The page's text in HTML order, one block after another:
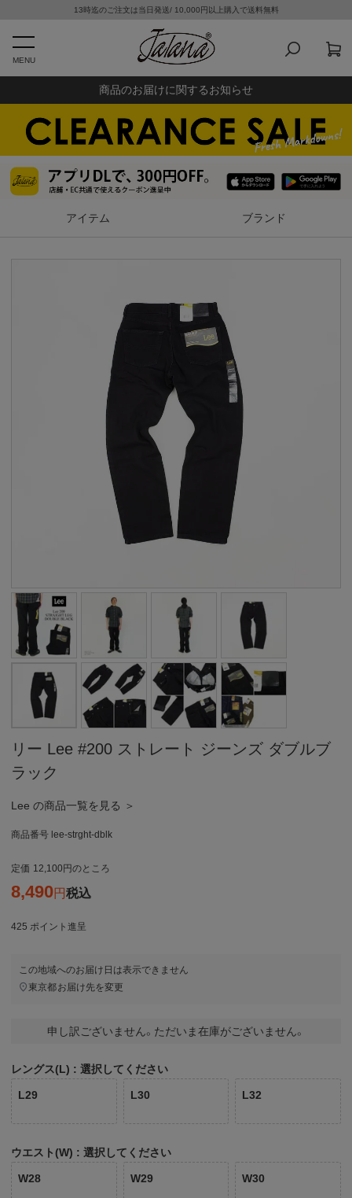
13時迄のご注文は当日発送/ 10,000円以上購入で送料無料
MENU
商品のお届けに関するお知らせ
アイテム ブランド
リー Lee #200 ストレート ジーンズ ダブルブ
ラック
Lee の商品一覧を見る ＞
商品番号 lee-strght-dblk
定価 12,100 のところ
8,490 税込
425 ポイント進呈
この地域へのお届け日は表示できません
東京都お届け先を変更
申し訳ございません。ただいま在庫がございません。
レングス(L) 選択してください
L29 L30 L32
ウエスト(W) 選択してください
W28 W29 W30